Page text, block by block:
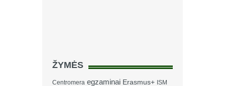
ŽYMĖS
Centromera egzaminai Erasmus+ ISM